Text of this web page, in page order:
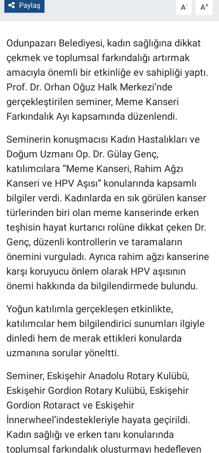
Paylaş A- A+
Odunpazarı Belediyesi, kadın sağlığına dikkat
çekmek ve toplumsal farkındalığı artırmak
amacıyla önemli bir etkinliğe ev sahipliği yaptı.
Prof. Dr. Orhan Oğuz Halk Merkezi’nde
gerçekleştirilen seminer, Meme Kanseri
Farkındalık Ayı kapsamında düzenlendi.
Seminerin konuşmacısı Kadın Hastalıkları ve
Doğum Uzmanı Op. Dr. Gülay Genç,
katılımcılara “Meme Kanseri, Rahim Ağzı
Kanseri ve HPV Aşısı” konularında kapsamlı
bilgiler verdi. Kadınlarda en sık görülen kanser
türlerinden biri olan meme kanserinde erken
teşhisin hayat kurtarıcı rolüne dikkat çeken Dr.
Genç, düzenli kontrollerin ve taramaların
önemini vurguladı. Ayrıca rahim ağzı kanserine
karşı koruyucu önlem olarak HPV aşısının
önemi hakkında da bilgilendirmede bulundu.
Yoğun katılımla gerçekleşen etkinlikte,
katılımcılar hem bilgilendirici sunumları ilgiyle
dinledi hem de merak ettikleri konularda
uzmanına sorular yöneltti.
Seminer, Eskişehir Anadolu Rotary Kulübü,
Eskişehir Gordion Rotary Kulübü, Eskişehir
Gordion Rotaract ve Eskişehir
İnnerwheel’indestekleriyle hayata geçirildi.
Kadın sağlığı ve erken tanı konularında
toplumsal farkındalık oluşturmayı hedefleyen
Bilim ve Teknoloji